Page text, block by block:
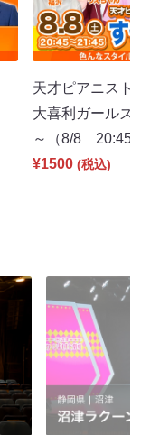
天才ピアニスト
大喜利ガールズ
～（8/8 20:45
¥1500 (税込)